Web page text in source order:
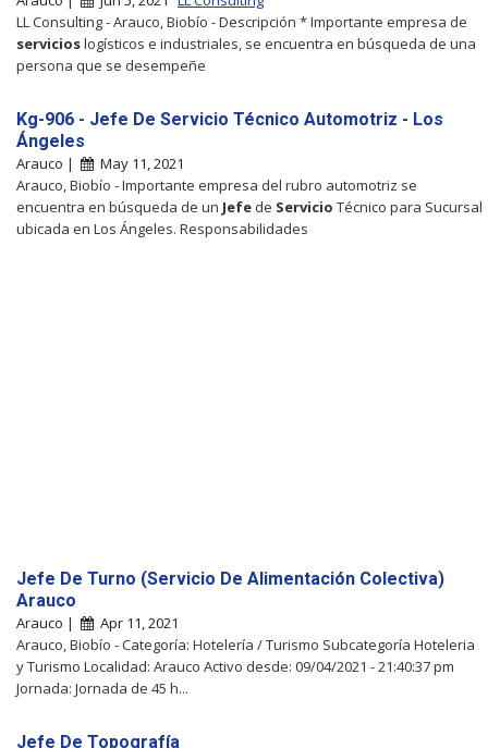
LL Consulting - Arauco, Biobío - Descripción * Importante empresa de
servicioslogísticos e industriales, se encuentra en búsqueda de una
persona que se desempeñe
Kg-906 - Jefe De Servicio Técnico Automotriz - Los
Ángeles
Arauco |
May 11, 2021
Arauco, Biobío - Importante empresa del rubro automotriz se
encuentra en búsqueda de un Jefe de Servicio Técnico para Sucursal
ubicada en Los Ángeles. Responsabilidades
Jefe De Turno (Servicio De Alimentación Colectiva)
Arauco
Arauco |
Apr 11, 2021
Arauco, Biobío - Categoría: Hotelería / Turismo Subcategoría Hoteleria
y Turismo Localidad: Arauco Activo desde: 09/04/2021 - 21:40:37 pm
Jornada: Jornada de 45 h...
Jefe De Topografía